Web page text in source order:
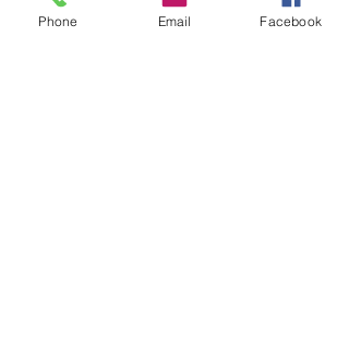
Phone Email Facebook